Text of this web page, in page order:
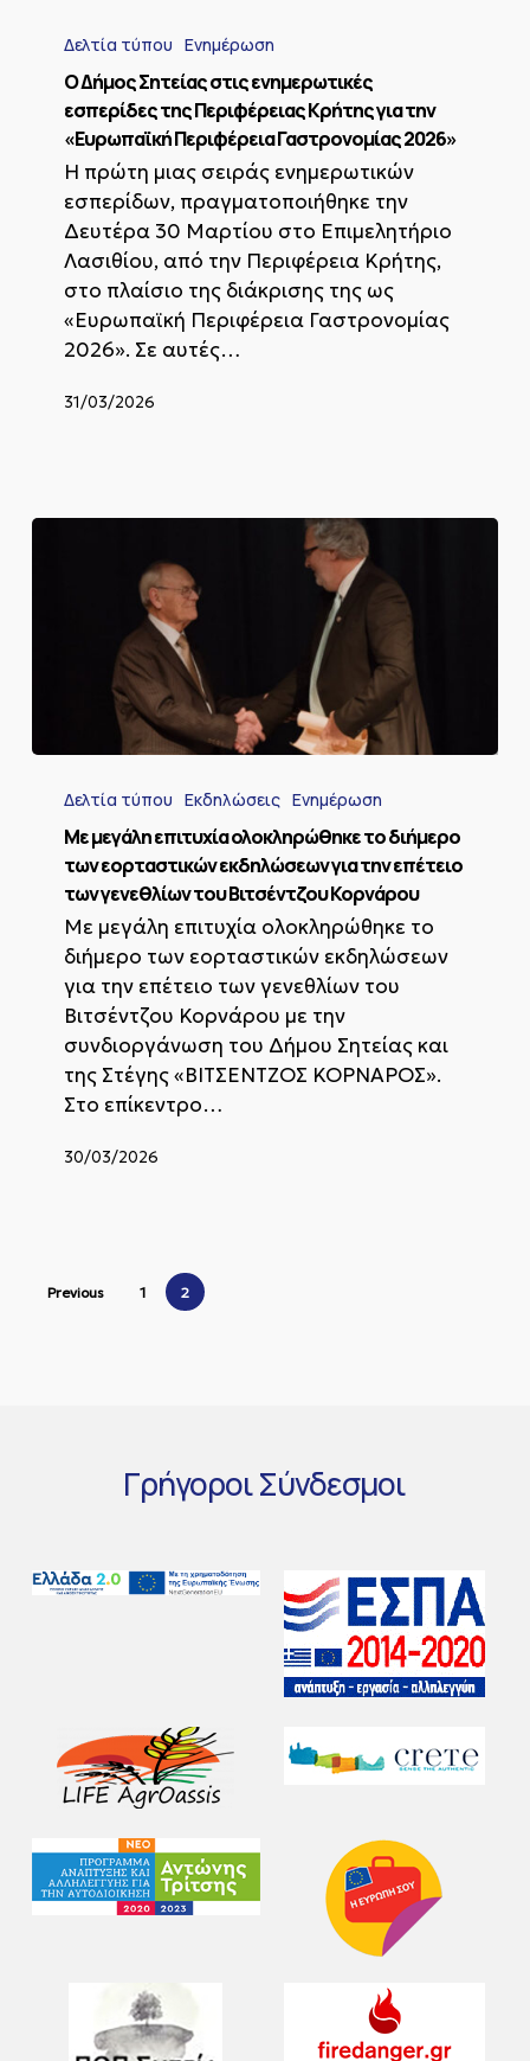
Δήμος
Σητείας
στις
ενημερωτικές
εσπερίδες
Περιφέρειας
Κρήτης
«Ευρωπαϊκή
Περιφέρεια
Γαστρονομίας
2026»
Δελτία τύπου Ενημέρωση
Ο Δήμος Σητείας στις ενημερωτικές
εσπερίδες της Περιφέρειας Κρήτης για την
«Ευρωπαϊκή Περιφέρεια Γαστρονομίας 2026»
Η πρώτη μιας σειράς ενημερωτικών
εσπερίδων, πραγματοποιήθηκε την
Δευτέρα 30 Μαρτίου στο Επιμελητήριο
Λασιθίου, από την Περιφέρεια Κρήτης,
στο πλαίσιο της διάκρισης της ως
«Ευρωπαϊκή Περιφέρεια Γαστρονομίας
2026». Σε αυτές…
31/03/2026
μεγάλη
επιτυχία
ολοκληρώθηκε
διήμερο
των
εορταστικών
εκδηλώσεων
επέτειο
των
γενεθλίων
του
Βιτσέντζου
Κορνάρου
Δελτία τύπου Εκδηλώσεις Ενημέρωση
Με μεγάλη επιτυχία ολοκληρώθηκε το διήμερο
των εορταστικών εκδηλώσεων για την επέτειο
των γενεθλίων του Βιτσέντζου Κορνάρου
Με μεγάλη επιτυχία ολοκληρώθηκε το
διήμερο των εορταστικών εκδηλώσεων
για την επέτειο των γενεθλίων του
Βιτσέντζου Κορνάρου με την
συνδιοργάνωση του Δήμου Σητείας και
της Στέγης «ΒΙΤΣΕΝΤΖΟΣ ΚΟΡΝΑΡΟΣ».
Στο επίκεντρο…
30/03/2026
Previous 1 2
ΓρήγοροιΣύνδεσμοι